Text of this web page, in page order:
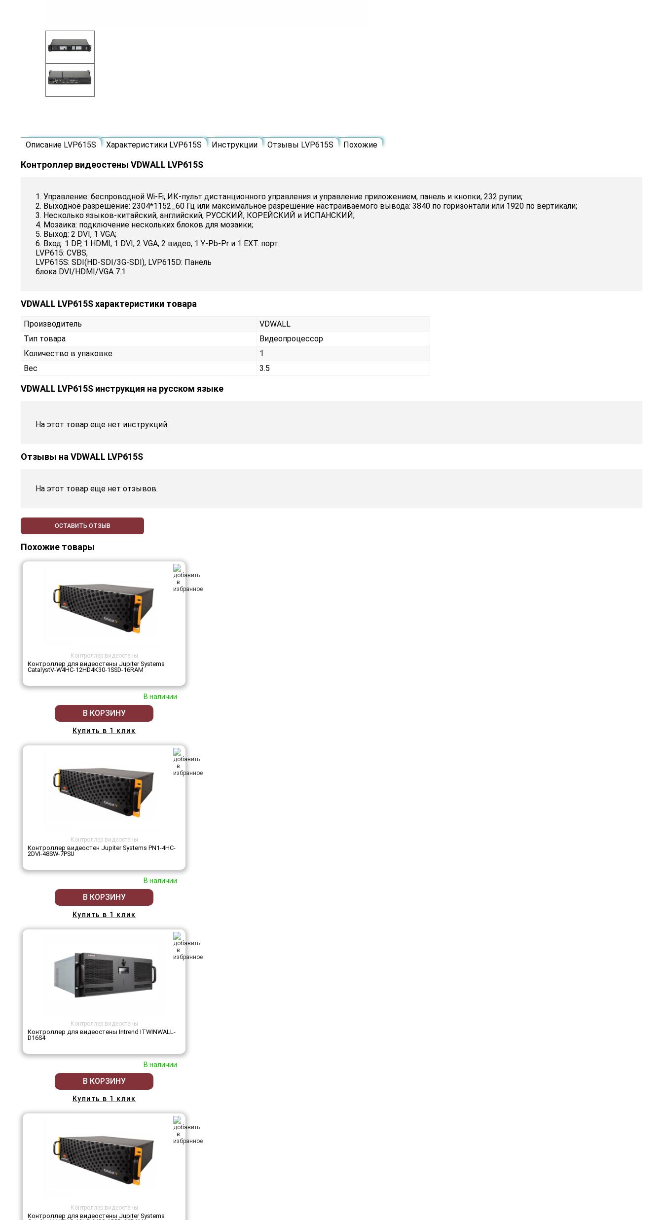
Описание LVP615S Характеристики LVP615S Инструкции Отзывы LVP615S Похожие
Контроллер видеостены VDWALL LVP615S
1. Управление: беспроводной Wi-Fi, ИК-пульт дистанционного управления и управление приложением, панель и кнопки, 232 рупии;
2. Выходное разрешение: 2304*1152_60 Гц или максимальное разрешение настраиваемого вывода: 3840 по горизонтали или 1920 по вертикали;
3. Несколько языков-китайский, английский, РУССКИЙ, КОРЕЙСКИЙ и ИСПАНСКИЙ;
4. Мозаика: подключение нескольких блоков для мозаики;
5. Выход: 2 DVI, 1 VGA;
6. Вход: 1 DP, 1 HDMI, 1 DVI, 2 VGA, 2 видео, 1 Y-Pb-Pr и 1 EXT. порт:
LVP615: CVBS,
LVP615S: SDI(HD-SDI/3G-SDI), LVP615D: Панель
блока DVI/HDMI/VGA 7.1
VDWALL LVP615S характеристики товара
Производитель
VDWALL
Тип товара
Видеопроцессор
Количество в упаковке
1
Вес
3.5
VDWALL LVP615S инструкция на русском языке
На этот товар еще нет инструкций
Отзывы на VDWALL LVP615S
На этот товар еще нет отзывов.
ОСТАВИТЬ ОТЗЫВ
Похожие товары
Контроллер видеостены
Контроллер для видеостены Jupiter Systems
CatalystV-W4HC-12HD4K30-1SSD-16RAM
В наличии
В КОРЗИНУ
Купить в 1 клик
Контроллер видеостены
Контроллер видеостен Jupiter Systems PN1-4HC-
2DVI-48SW-7PSU
В наличии
В КОРЗИНУ
Купить в 1 клик
Контроллер видеостены
Контроллер для видеостены Intrend ITWINWALL-
D16S4
В наличии
В КОРЗИНУ
Купить в 1 клик
Контроллер видеостены
Контроллер для видеостены Jupiter Systems